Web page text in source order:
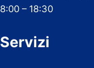
8:00 – 18:30
Servizi